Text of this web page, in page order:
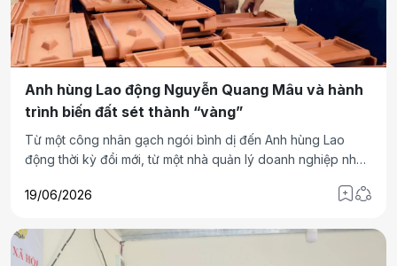
Anh hùng Lao động Nguyễn Quang Mâu và hành
trình biến đất sét thành “vàng”
Từ một công nhân gạch ngói bình dị đến Anh hùng Lao
động thời kỳ đổi mới, từ một nhà quản lý doanh nghiệp nhà
Việt khi đã bước sang tuổi nghỉ hưu, hành trình của ông
vọng sáng tạo và niềm tin vào giá trị của tài nguyên Việt
Nam.
19/06/2026